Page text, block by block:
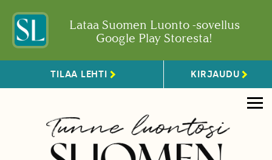
Lataa Suomen Luonto -sovellus
Google Play Storesta!
TILAA LEHTI KIRJAUDU